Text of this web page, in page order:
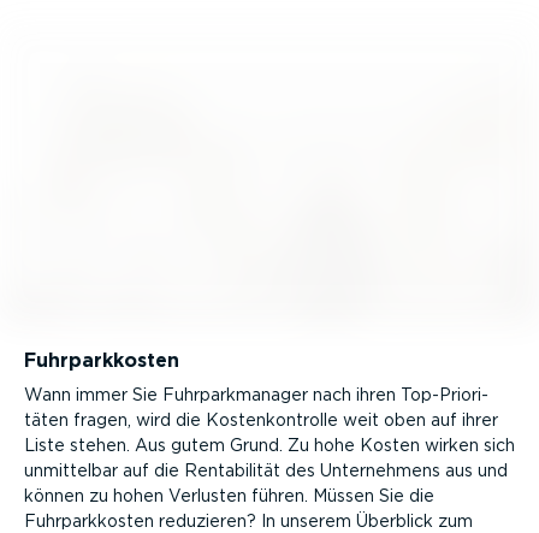
Fuhrpark­kosten
Wann immer Sie Fuhrpark­ma­nager nach ihren Top-Prio­ri­
täten fragen, wird die Kosten­kon­trolle weit oben auf ihrer
Liste stehen. Aus gutem Grund. Zu hohe Kosten wirken sich
unmittelbar auf die Renta­bi­lität des Unter­nehmens aus und
können zu hohen Verlusten führen. Müssen Sie die
Fuhrpark­kosten reduzieren? In unserem Überblick zum